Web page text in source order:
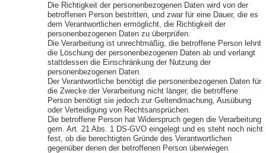
Die Richtigkeit der personenbezogenen Daten wird von der
betroffenen Person bestritten, und zwar für eine Dauer, die es
dem Verantwortlichen ermöglicht, die Richtigkeit der
personenbezogenen Daten zu überprüfen.
Die Verarbeitung ist unrechtmäßig, die betroffene Person lehnt
die Löschung der personenbezogenen Daten ab und verlangt
stattdessen die Einschränkung der Nutzung der
personenbezogenen Daten.
Der Verantwortliche benötigt die personenbezogenen Daten für
die Zwecke der Verarbeitung nicht länger, die betroffene
Person benötigt sie jedoch zur Geltendmachung, Ausübung
oder Verteidigung von Rechtsansprüchen.
Die betroffene Person hat Widerspruch gegen die Verarbeitung
gem. Art. 21 Abs. 1 DS-GVO eingelegt und es steht noch nicht
fest, ob die berechtigten Gründe des Verantwortlichen
gegenüber denen der betroffenen Person überwiegen.